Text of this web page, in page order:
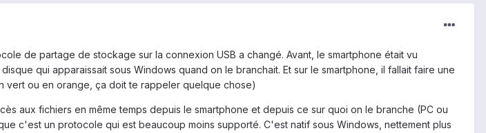
de partage de stockage sur la connexion USB a changé. Avant, le smartphone était vu
qui apparaissait sous Windows quand on le branchait. Et sur le smartphone, il fallait faire une
vert ou en orange, ça doit te rappeler quelque chose)
aux fichiers en même temps depuis le smartphone et depuis ce sur quoi on le branche (PC ou
c'est un protocole qui est beaucoup moins supporté. C'est natif sous Windows, nettement plus